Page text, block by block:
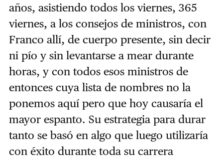
años, asistiendo todos los viernes, 365
viernes, a los consejos de ministros, con
Franco allí, de cuerpo presente, sin decir
ni pío y sin levantarse a mear durante
horas, y con todos esos ministros de
entonces cuya lista de nombres no la
ponemos aquí pero que hoy causaría el
mayor espanto. Su estrategia para durar
tanto se basó en algo que luego utilizaría
con éxito durante toda su carrera